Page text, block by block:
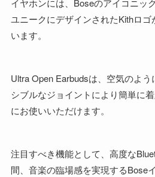
ユニークにデザインされたKithロ
います。
Ultra Open Earbudsは、空気のよ
シブルなジョイントにより簡単に
にお使いいただけます。
注目すべき機能として、高度な
間、音楽の臨場感を実現するBose